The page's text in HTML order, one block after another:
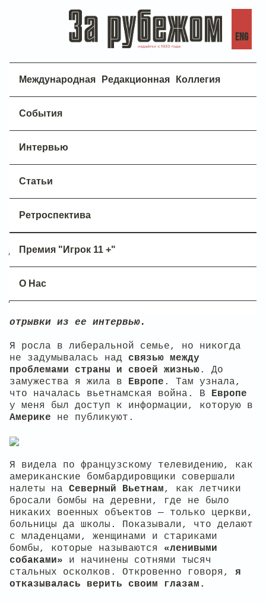
ENG
Международная Редакционная Коллегия
События
Интервью
Статьи
Ретроспектива
Премия "Игрок 11 +"
О Нас
На Трибуне - Джейн Фонда
Голливуда». Ей 33 года. Она сыграла в 27
движения протеста против
обличительной речью перед десятками тысяч
демонстрантов, ей аплодирует вся
отрывки из ее интервью.
Я росла в либеральной семье, но никогда
не задумывалась над связью между
проблемами страны и своей жизнью. До
замужества я жила в Европе . Там узнала,
что началась вьетнамская война. В Европе
у меня был доступ к информации, которую в
Америке не публикуют.
Я видела по французскому телевидению, как
американские бомбардировщики совершали
налеты на Северный Вьетнам, как летчики
бросали бомбы на деревни, где не было
никаких военных объектов — только церкви,
больницы да школы. Показывали, что делают
с младенцами, женщинами и стариками
бомбы, которые называются «ленивыми
собаками» и начинены сотнями тысяч
стальных осколков. Откровенно говоря, я
отказывалась верить своим глазам.